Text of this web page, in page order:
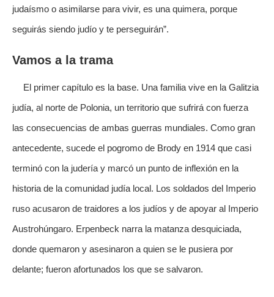
judaísmo o asimilarse para vivir, es una quimera, porque
seguirás siendo judío y te perseguirán”.
Vamos a la trama
El primer capítulo es la base. Una familia vive en la Galitzia
judía, al norte de Polonia, un territorio que sufrirá con fuerza
las consecuencias de ambas guerras mundiales. Como gran
antecedente, sucede el pogromo de Brody en 1914 que casi
terminó con la judería y marcó un punto de inflexión en la
historia de la comunidad judía local. Los soldados del Imperio
ruso acusaron de traidores a los judíos y de apoyar al Imperio
Austrohúngaro. Erpenbeck narra la matanza desquiciada,
donde quemaron y asesinaron a quien se le pusiera por
delante; fueron afortunados los que se salvaron.